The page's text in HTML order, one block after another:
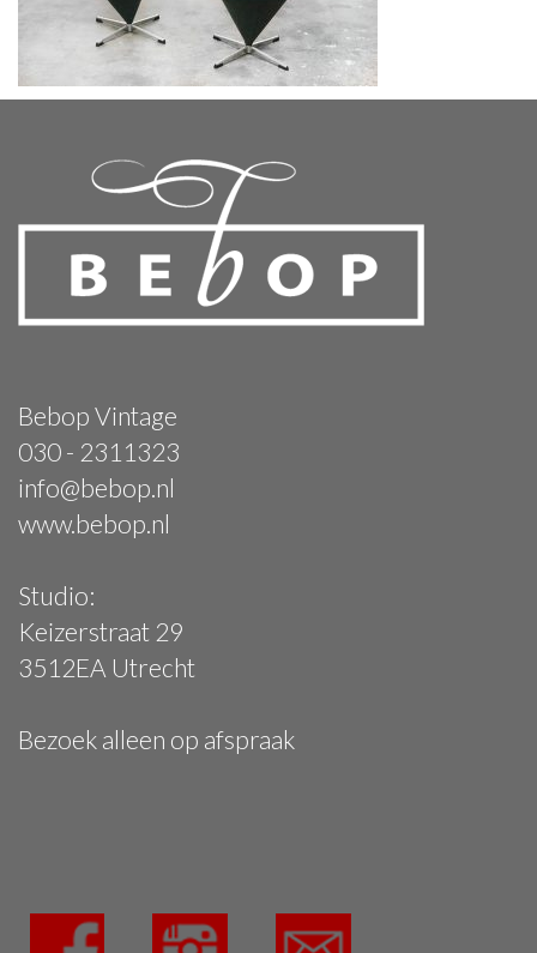
Bebop Vintage
030 - 2311323
info@bebop.nl
www.bebop.nl
Studio:
Keizerstraat 29
3512EA Utrecht
Bezoek alleen op afspraak